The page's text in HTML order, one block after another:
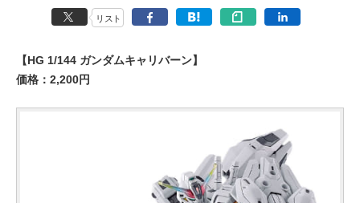
リスト
【HG 1/144 ガンダムキャリバーン】
価格：2,200円